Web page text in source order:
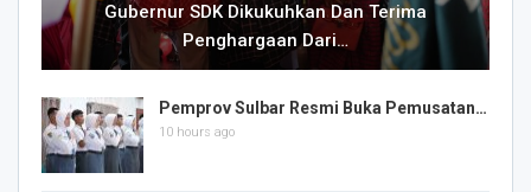
Gubernur SDK Dikukuhkan Dan Terima
Penghargaan Dari…
Pemprov Sulbar Resmi Buka Pemusatan…
10 hours ago